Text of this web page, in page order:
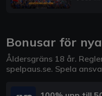
Bonusar för
Åldersgräns 18 år.
spelpaus.se. Spela